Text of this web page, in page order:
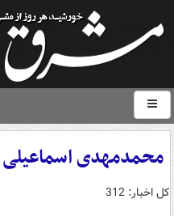
محمدمهدی اسماعیلی
کل اخبار: 312